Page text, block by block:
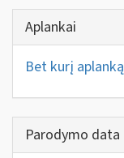
Aplankai
Bet kurį aplanką
Parodymo data